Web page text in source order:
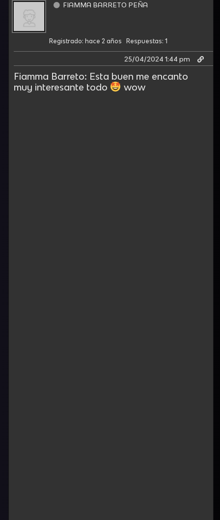
FIAMMA BARRETO PEÑA
Registrado: hace 2 años Respuestas: 1
25/04/2024 1:44 pm
Fiamma Barreto: Esta buen me encanto
muy interesante todo
wow